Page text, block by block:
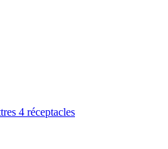
4 réceptacles